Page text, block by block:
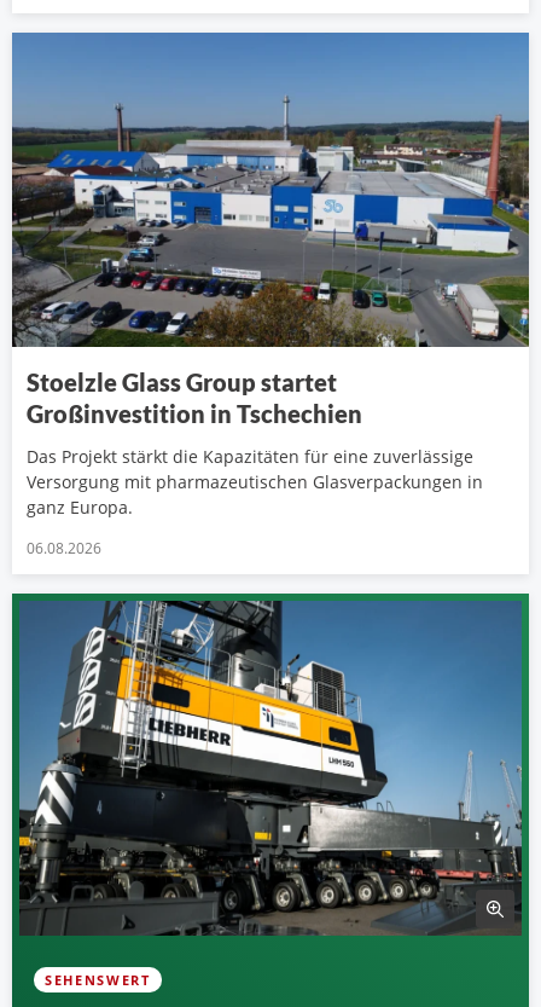
Stoelzle Glass Group startet
Großinvestition in Tschechien
Das Projekt stärkt die Kapazitäten für eine zuverlässige
Versorgung mit pharmazeutischen Glasverpackungen in
ganz Europa.
06.08.2026
SEHENSWERT